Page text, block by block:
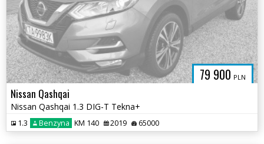
79 900 PLN
Nissan Qashqai
Nissan Qashqai 1.3 DIG-T Tekna+
1.3 Benzyna KM 140 2019 65000